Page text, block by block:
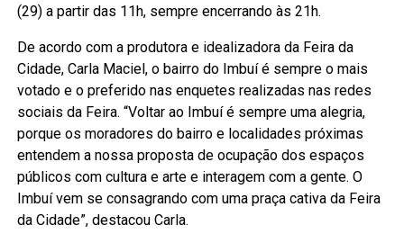
(29) a partir das 11h, sempre encerrando às 21h.
De acordo com a produtora e idealizadora da Feira da
Cidade, Carla Maciel, o bairro do Imbuí é sempre o mais
votado e o preferido nas enquetes realizadas nas redes
sociais da Feira. “Voltar ao Imbuí é sempre uma alegria,
porque os moradores do bairro e localidades próximas
entendem a nossa proposta de ocupação dos espaços
públicos com cultura e arte e interagem com a gente. O
Imbuí vem se consagrando com uma praça cativa da Feira
da Cidade”, destacou Carla.